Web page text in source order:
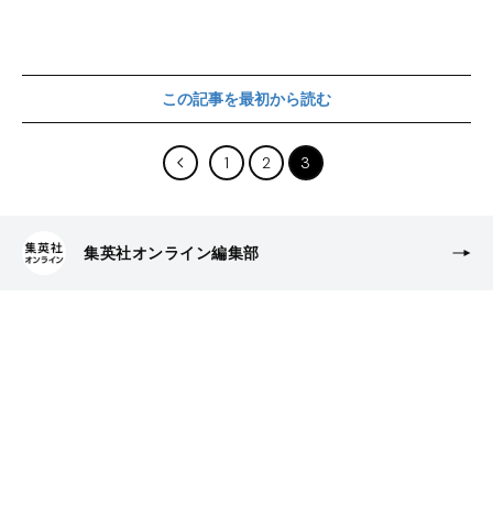
この記事を最初から読む
1 2 3
集英社オンライン編集部